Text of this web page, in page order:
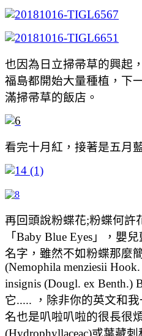
也因為日立掃帚草的興起
福島都開始大量種植，下
滿掃帚草的飯店。
看完十月紅，接著是五月
再回頭說粉蝶花;粉蝶何許
「Baby Blue Eyes」，嬰
名字，雖然不如粉蝶那麼
(Nemophila menziesii
insignis (Dougl. ex Benth.)
它..... ，除非你的英文和
名也是叭啦叭啦的很長很
(Hydrophyllaceac)或葉藏